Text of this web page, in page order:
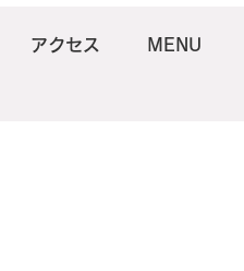
アクセス MENU